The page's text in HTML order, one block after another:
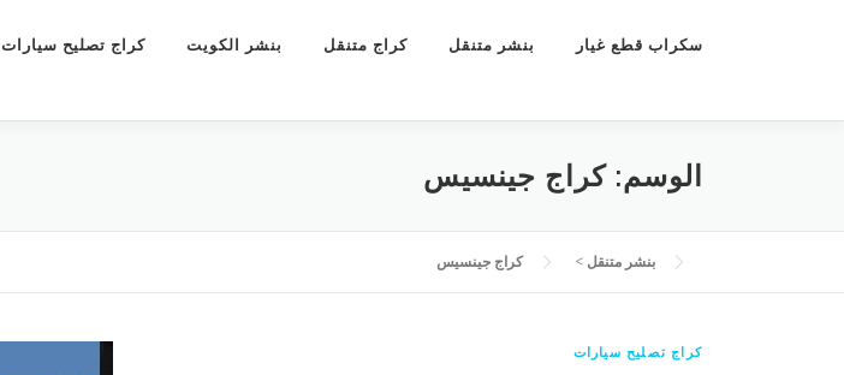
كراج تصليح سيارات بنشر الكويت كراج متنقل بنشر متنقل سكراب قطع غيار
الوسم:كراج جينسيس
بنشر متنقل > كراج جينسيس
كراج تصليح سيارات